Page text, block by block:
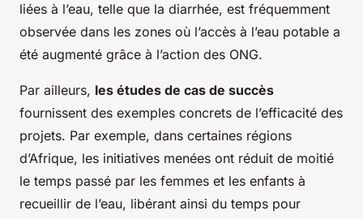
liées à l’eau, telle que la diarrhée, est fréquemment
observée dans les zones où l’accès à l’eau potable a
été augmenté grâce à l’action des ONG.
Par ailleurs, les études de cas de succès
fournissent des exemples concrets de l’efficacité des
projets. Par exemple, dans certaines régions
d’Afrique, les initiatives menées ont réduit de moitié
le temps passé par les femmes et les enfants à
recueillir de l’eau, libérant ainsi du temps pour